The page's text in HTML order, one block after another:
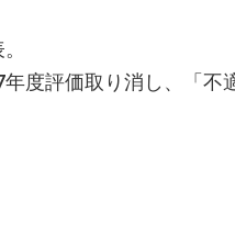
度評価取り消し、「不